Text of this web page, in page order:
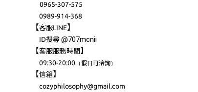
0965-307-575
0989-914-368
【客服LINE】
ID搜尋@707mcnii
【客服服務時間 】
09:30-20:00 （假日可洽詢）
【信箱】
cozyphilosophy@gmail.com